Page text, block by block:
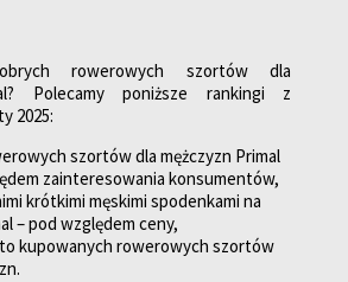
rowerowych szortów dla
Polecamy poniższe rankingi z
2025:
szortów dla mężczyzn Primal
zainteresowania konsumentów,
krótkimi męskimi spodenkami na
– pod względem ceny,
kupowanych rowerowych szortów